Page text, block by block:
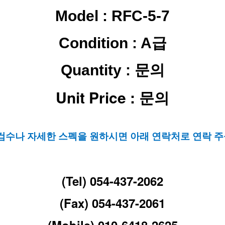
Model : RFC-5-7
Condition : A급
Quantity : 문의
Unit Price : 문의
수나 자세한 스펙을 원하시면 아래 연락처로 연락
(Tel) 054-437-2062
(Fax) 054-437-2061